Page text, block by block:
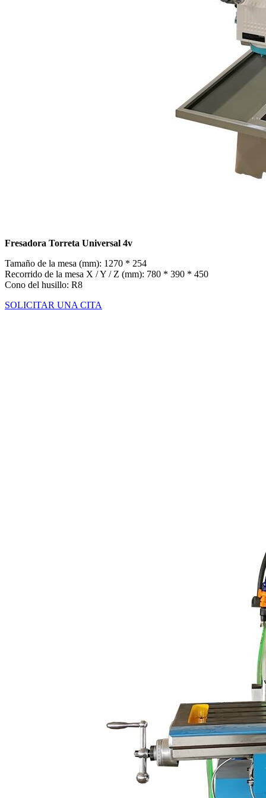
Fresadora Torreta Universal 4v
Tamaño de la mesa (mm): 1270 * 254
Recorrido de la mesa X / Y / Z (mm): 780 * 390 * 450
Cono del husillo: R8
SOLICITAR UNA CITA